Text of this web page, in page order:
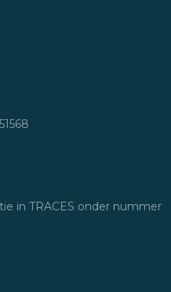
Kill Mission
in TRACES onder nummer